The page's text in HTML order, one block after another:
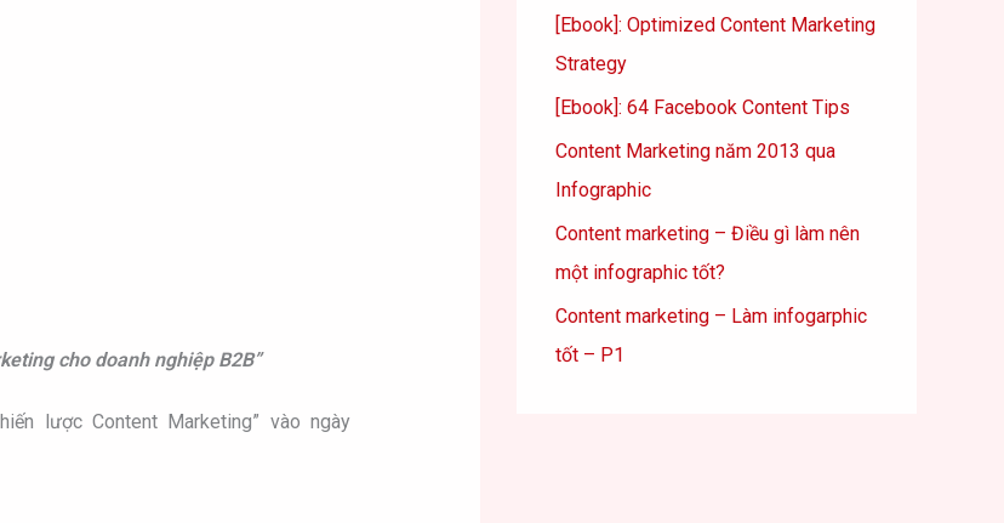
cho doanh nghiệp B2B”
lược Content Marketing” vào ngày
[Ebook]: Optimized Content Marketing
Strategy
[Ebook]: 64 Facebook Content Tips
Content Marketing năm 2013 qua
Infographic
Content marketing – Điều gì làm nên
một infographic tốt?
Content marketing – Làm infogarphic
tốt – P1